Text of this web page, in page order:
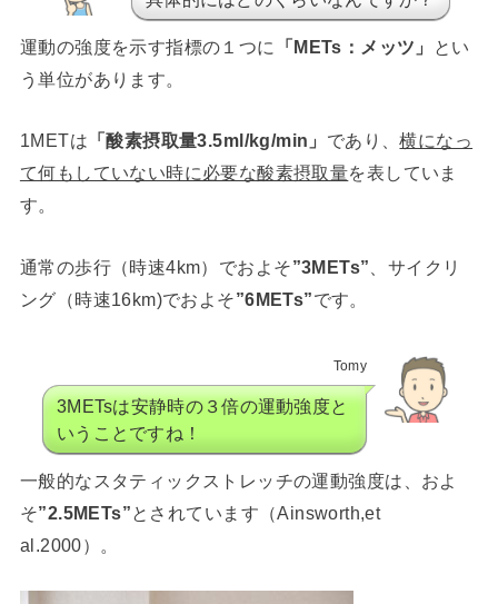
運動の強度を示す指標の１つに 「METs：メッツ」
とい
う単位があります。
1METは 「酸素摂取量3.5ml/kg/min」 であり、横になっ
て何もしていない時に必要な酸素摂取量を表していま
す。
通常の歩行（時速4km）でおよそ”3METs” 、サイクリ
ング（時速16km)でおよそ”6METs”です。
Tomy
3METsは安静時の３倍の運動強度と
いうことですね！
一般的なスタティックストレッチの運動強度は、およ
そ”2.5METs”とされています（Ainsworth,et
al.2000）。